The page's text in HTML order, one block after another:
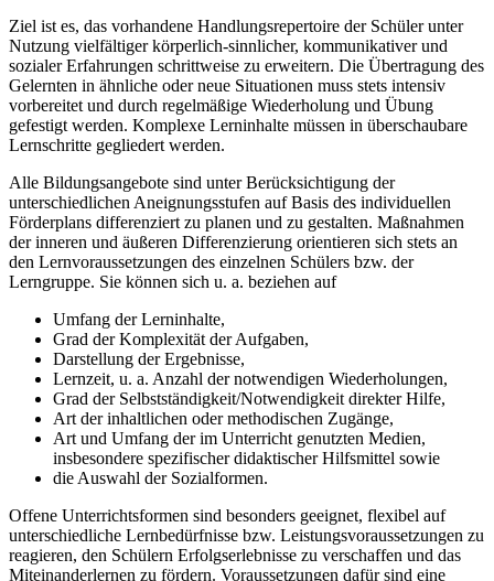
Ziel ist es, das vorhandene Handlungsrepertoire der Schüler unter
Nutzung vielfältiger körperlich-sinnlicher, kommunikativer und
sozialer Erfahrungen schrittweise zu erweitern. Die Übertragung des
Gelernten in ähnliche oder neue Situationen muss stets intensiv
vorbereitet und durch regelmäßige Wiederholung und Übung
gefestigt werden. Komplexe Lerninhalte müssen in überschaubare
Lernschritte gegliedert werden.
Alle Bildungsangebote sind unter Berücksichtigung der
unterschiedlichen Aneignungsstufen auf Basis des individuellen
Förderplans differenziert zu planen und zu gestalten. Maßnahmen
der inneren und äußeren Differenzierung orientieren sich stets an
den Lernvoraussetzungen des einzelnen Schülers bzw. der
Lerngruppe. Sie können sich u. a. beziehen auf
Umfang der Lerninhalte,
Grad der Komplexität der Aufgaben,
Darstellung der Ergebnisse,
Lernzeit, u. a. Anzahl der notwendigen Wiederholungen,
Grad der Selbstständigkeit/Notwendigkeit direkter Hilfe,
Art der inhaltlichen oder methodischen Zugänge,
Art und Umfang der im Unterricht genutzten Medien,
insbesondere spezifischer didaktischer Hilfsmittel sowie
die Auswahl der Sozialformen.
Offene Unterrichtsformen sind besonders geeignet, flexibel auf
unterschiedliche Lernbedürfnisse bzw. Leistungsvoraussetzungen zu
reagieren, den Schülern Erfolgserlebnisse zu verschaffen und das
Miteinanderlernen zu fördern. Voraussetzungen dafür sind eine